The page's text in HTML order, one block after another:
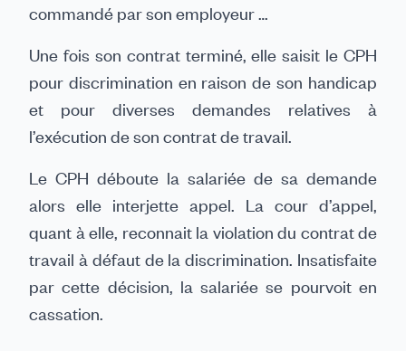
commandé par son employeur …
Une fois son contrat terminé, elle saisit le CPH
pour discrimination en raison de son handicap
et pour diverses demandes relatives à
l’exécution de son contrat de travail.
Le CPH déboute la salariée de sa demande
alors elle interjette appel. La cour d’appel,
quant à elle, reconnait la violation du contrat de
travail à défaut de la discrimination. Insatisfaite
par cette décision, la salariée se pourvoit en
cassation.